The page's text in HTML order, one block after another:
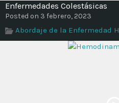
Enfermedades Colestásicas
Posted on 3 febrero, 2023
Abordaje de la Enfermedad